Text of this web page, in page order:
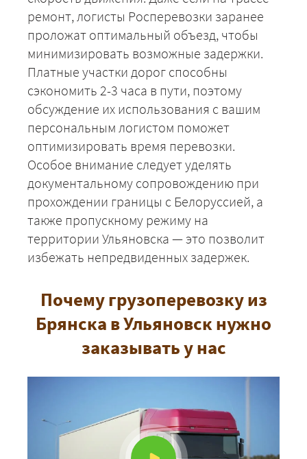
ремонт, логисты Росперевозки заранее
проложат оптимальный объезд, чтобы
минимизировать возможные задержки.
Платные участки дорог способны
сэкономить 2-3 часа в пути, поэтому
обсуждение их использования с вашим
персональным логистом поможет
оптимизировать время перевозки.
Особое внимание следует уделять
документальному сопровождению при
прохождении границы с Белоруссией, а
также пропускному режиму на
территории Ульяновска — это позволит
избежать непредвиденных задержек.
Почему грузоперевозку из
Брянска в Ульяновск нужно
заказывать у нас
ЗАКАЗАТЬ